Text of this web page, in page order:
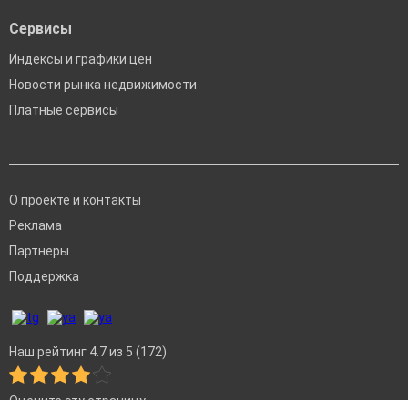
Сервисы
Индексы и графики цен
Новости рынка недвижимости
Платные сервисы
О проекте и контакты
Реклама
Партнеры
Поддержка
Наш рейтинг 4.7 из 5 (172)